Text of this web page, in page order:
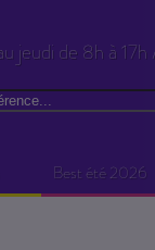
jeudi de 8h à
Best été 2026